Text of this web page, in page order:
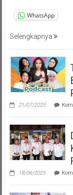
WhatsApp
Selengkapnya
21/07/2025
18/06/2025